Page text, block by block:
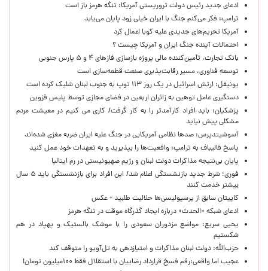
ادعای جدید رئیس دولت تروریستی آمریکا: تنگه هرمز باز است
ترامپ: فکر می‌کنم جنگ با ایران خیلی زود پایان می‌یابد
آمریکا تحریم‌های جدیدی علیه کوبا اعمال کرد
احتمالات آینده جنگ ایران و آمریکا چیست ؟
بانک تجارت، تأمین‌کننده مالی پروژه بازسازی فازهای ۴ و ۵ پارس جنوبی
توسعه فناوری، مسیر رقابت‌پذیری صنعت قطعه‌سازی است
یونیفل: ارتش اسرائیل در یک روز ۱۱۳ توپ به جنوب لبنان شلیک کرده است
دستگیری عامل توهین به زائران اربعین در فضای مجازی توسط پلیس قزوین
پزشکیان: باید افراد کارآمدتر را به کار گرفت/ کاری می کنیم در معیشت مردم
مشکلی پیش نیاید
آسوشیتدپرس: صدها نظامی آمریکایی در جنگ علیه ایران ضربه مغزی شده‌اند
پاسخ قالیباف به ترامپ: واقعیت‌ها را بپذیرید و به تعهدات خود عمل کنید
پایان بی‌نتیجه مذاکرات دولت لبنان و رژیم صهیونیستی در رم ایتالیا
فوری؛ شرط جدید بازنشستگی اعلام شد/ این افراد برای بازنشستگی باید ۵ سال
بیشتر خدمت کنند
کاپیتان سابق از پرسپولیسی‌ها حلالیت طلبید + عکس
ادعای شبکه «الحدث» درباره ایجاد گذرگاه موقت در تنگه هرمز
یحیی سریع: مواضع مزدوران سعودی را با موشک بالستیک و پهپاد در هم
شکستیم
حزب‌الله: دولت لبنان مذاکرات و امتیازدهی به تل‌آویو را متوقف کند
عجیب اما واقعی:رقم فسخ قرارداد رضاییان با استقلال فقط ۱۰۰میلیون تومان!